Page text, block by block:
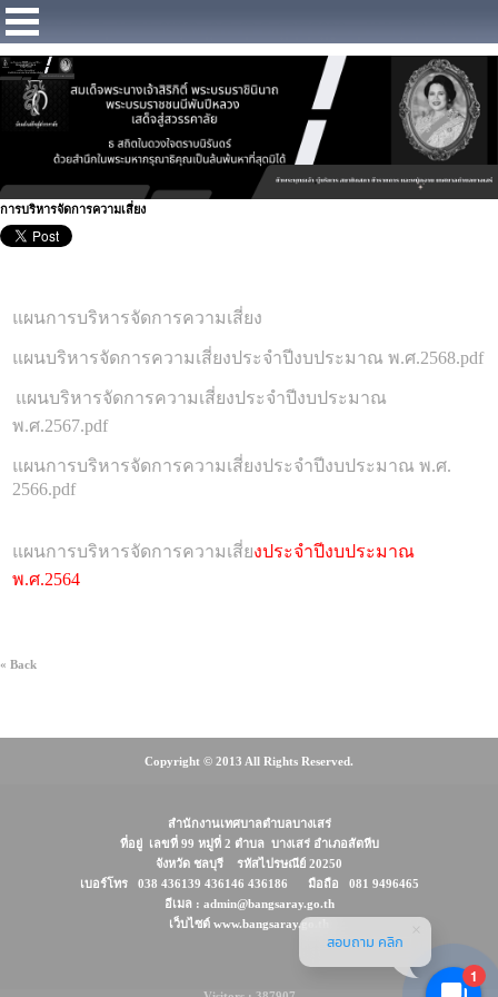
การบริหารจัดการความเสี่ยง
แผนการบริหารจัดการความเสี่ยง
แผนบริหารจัดการความเสี่ยงประจำปีงบประมาณ พ.ศ.2568.pdf
แผนบริหารจัดการความเสี่ยงประจำปีงบประมาณ
พ.ศ.2567.pdf
แผนการบริหารจัดการความเสี่ยงประจำปีงบประมาณ พ.ศ.
2566.pdf
แผนการบริหารจัดการความเสี่ยงประจำปีงบประมาณ
พ.ศ.2564
« Back
Copyright © 2013 All Rights Reserved.
สำนักงานเทศบาลตำบลบางเสร่
ที่อยู่ เลขที่ 99 หมู่ที่ 2 ตำบล บางเสร่ อำเภอสัตหีบ
จังหวัด ชลบุรี รหัสไปรษณีย์ 20250
เบอร์โทร 038 436139 436146 436186 มือถือ 081 9496465
อีเมล : admin@bangsaray.go.th
เว็บไซต์ www.bangsaray.go.th
1
สอบถาม คลิก